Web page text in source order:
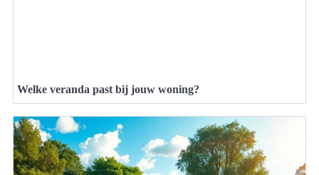
Welke veranda past bij jouw woning?